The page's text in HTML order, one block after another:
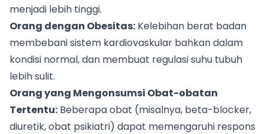
menjadi lebih tinggi.
Orang dengan Obesitas: Kelebihan berat badan
membebani sistem kardiovaskular bahkan dalam
kondisi normal, dan membuat regulasi suhu tubuh
lebih sulit.
Orang yang Mengonsumsi Obat-obatan
Tertentu: Beberapa obat (misalnya, beta-blocker,
diuretik, obat psikiatri) dapat memengaruhi respons